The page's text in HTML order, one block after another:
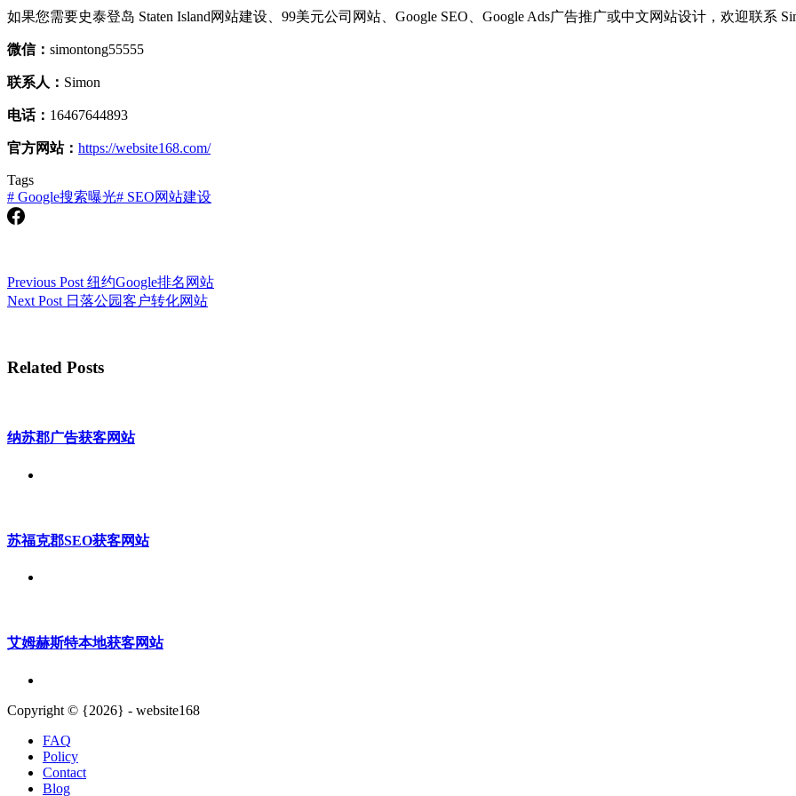
如果您需要史泰登岛 Staten Island网站建设、99美元公司网站、Google SEO、Google Ads广告推广或中文网站设计，欢迎联系
微信： simontong55555
联系人： Simon
电话： 16467644893
官方网站： https://website168.com/
Tags
# Google搜索曝光# SEO网站建设
Previous Post 纽约Google排名网站
Next Post 日落公园客户转化网站
Related Posts
纳苏郡广告获客网站
苏福克郡SEO获客网站
艾姆赫斯特本地获客网站
Copyright © {2026} - website168
FAQ
Policy
Contact
Blog